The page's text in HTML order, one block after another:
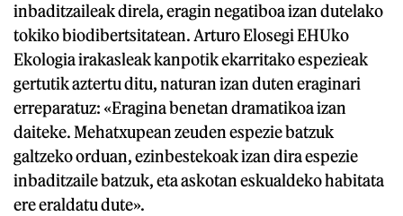
inbaditzaileak direla, eragin negatiboa izan dutelako
tokiko biodibertsitatean. Arturo Elosegi EHUko
Ekologia irakasleak kanpotik ekarritako espezieak
gertutik aztertu ditu, naturan izan duten eraginari
erreparatuz: «Eragina benetan dramatikoa izan
daiteke. Mehatxupean zeuden espezie batzuk
galtzeko orduan, ezinbestekoak izan dira espezie
inbaditzaile batzuk, eta askotan eskualdeko habitata
ere eraldatu dute».